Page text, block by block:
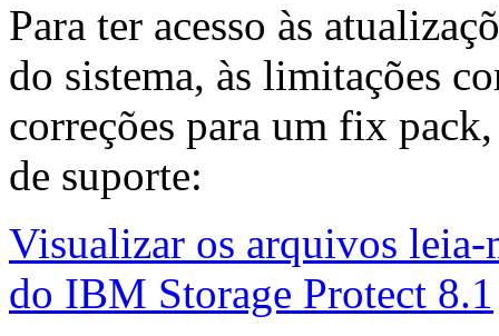
Para ter acesso às
do sistema, às limitações
correções para um fix
de suporte:
Visualizar os arquivos
do IBM Storage Protect 8.1